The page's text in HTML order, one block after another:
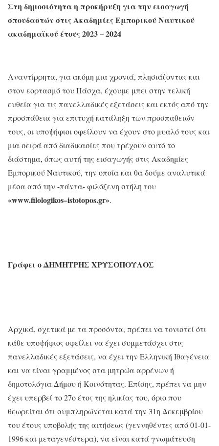
Στη δημοσιότητα η προκήρυξη για την εισαγωγή
σπουδαστών στις Ακαδημίες Εμπορικού Ναυτικού
ακαδημαϊκού έτους 2023 – 2024
Αναντίρρητα, για ακόμη μια χρονιά, πλησιάζοντας και
στον εορτασμό του Πάσχα, έχουμε μπει στην τελική
ευθεία για τις πανελλαδικές εξετάσεις και εκτός από την
προσπάθεια για επιτυχή κατάληξη των προσπαθειών
τους, οι υποψήφιοι οφείλουν να έχουν στο μυαλό τους και
μια σειρά από διαδικασίες που τρέχουν αυτό το
διάστημα, όπως αυτή της εισαγωγής στις Ακαδημίες
Εμπορικού Ναυτικού, την οποία και θα δούμε αναλυτικά
μέσα από την -πάντα- φιλόξενη στήλη του
«www.filologikos–istotopos.gr».
Γράφει οΔΗΜΗΤΡΗΣ ΧΡΥΣΟΠΟΥΛΟΣ
Αρχικά, σχετικά με τα προσόντα, πρέπει να τονιστεί ότι
κάθε υποψήφιος οφείλει να έχει συμμετάσχει στις
πανελλαδικές εξετάσεις, να έχει την Ελληνική Ιθαγένεια
και να είναι γραμμένος στα μητρώα αρρένων ή
δημοτολόγια Δήμου ή Κοινότητας. Επίσης, πρέπει να μην
έχει υπερβεί το 27ο έτος της ηλικίας του, όριο που
θεωρείται ότι συμπληρώνεται κατά την 31η Δεκεμβρίου
του έτους υποβολής της αιτήσεως (γεννηθέντες από 01-01-
1996 και μεταγενέστερα), να είναι κατά γνωμάτευση